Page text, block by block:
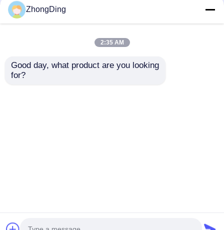
ZhongDing
2:35 AM
Good day, what product are you looking
for?